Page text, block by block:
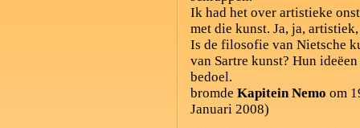
Ik had het over artistieke
met die kunst. Ja, ja,
Is de filosofie van Nietsche
van Sartre kunst? Hun
bedoel.
bromde Kapitein Nemo om
Januari 2008)